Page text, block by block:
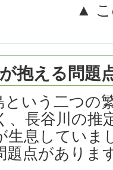
▲
抱える問題
という二つの
、長谷川の推
生息していま
題点がありま